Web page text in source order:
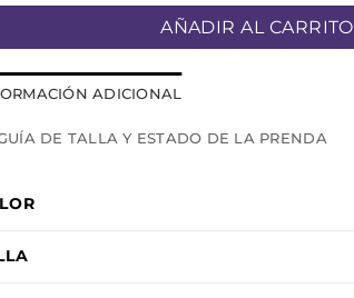
AÑADIR AL CARRITO
ADICIONAL
DE TALLA Y ESTADO DE LA PRENDA